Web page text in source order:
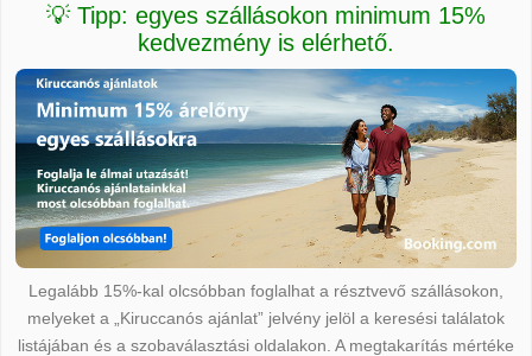
💡 Tipp: egyes szállásokon minimum 15%
kedvezmény is elérhető.
Legalább 15%-kal olcsóbban foglalhat a résztvevő szállásokon,
melyeket a „Kiruccanós ajánlat” jelvény jelöl a keresési találatok
listájában és a szobaválasztási oldalakon. A megtakarítás mértéke